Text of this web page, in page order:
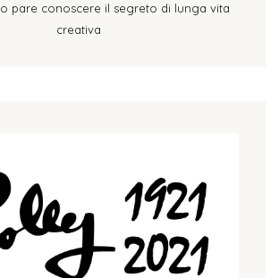
pare conoscere il segreto di lunga vita
creativa